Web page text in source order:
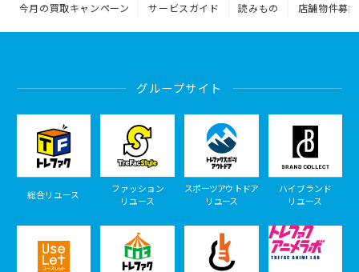
今月の買取キャンペーン サービスガイド 読みもの 店舗物件募集
グループサイト
総合リユース
ファッション
リユース
スポーツアウトドア
リユース
ハイブランド
リユース